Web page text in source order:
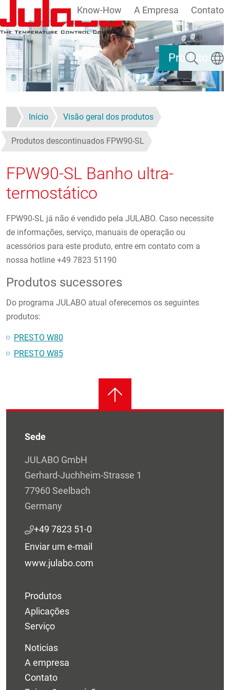
Passar para o conteúdo principal
Produtos
Know-How A Empresa Contato
Pesquisar
Início Visão geral dos produtos
Produtos descontinuados FPW90-SL
FPW90-SL Banho ultra-
termostático
FPW90-SL já não é vendido pela JULABO. Caso necessite
de informações, serviço, manuais de operação ou
acessórios para este produto, entre em contato com a
nossa hotline +49 7823 51190
Produtos sucessores
Do programa JULABO atual oferecemos os seguintes
produtos:
PRESTO W80
PRESTO W85
Sede
JULABO GmbH
Gerhard-Juchheim-Strasse 1
77960 Seelbach
Germany
+49 7823 51-0
Enviar um e-mail
www.julabo.com
Produtos
Aplicações
Serviço
Noticias
A empresa
Contato